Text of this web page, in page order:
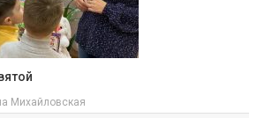
Михайловская